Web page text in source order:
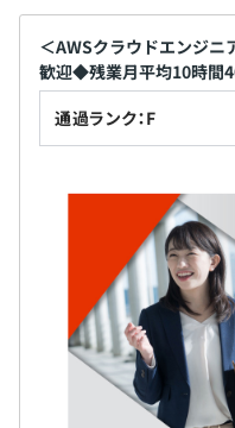
＜AWSクラウドエンジニ
歓迎◆残業月平均10時間
通過ランク：F